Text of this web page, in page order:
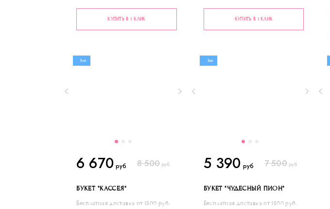
КУПИТЬ В 1 КЛИК КУПИТЬ В 1 КЛИК
Хит
6 670 руб 8 500 руб
БУКЕТ "КАССЕЯ"
Бесплатная доставка от 1500 руб.
Хит
5 390 руб 7 500руб
БУКЕТ "ЧУДЕСНЫЙ ПИОН"
Бесплатная доставка от 1500 руб.